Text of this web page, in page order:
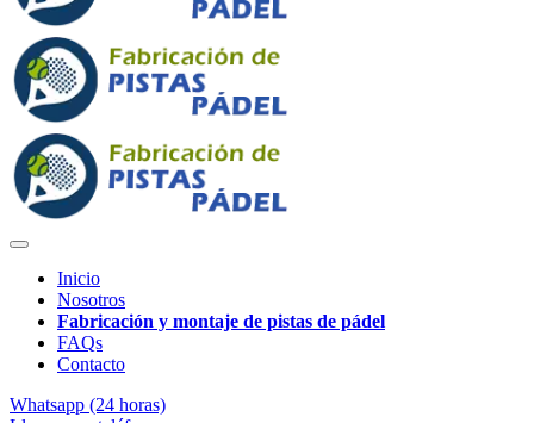
Inicio
Nosotros
Fabricación y montaje de pistas de pádel
FAQs
Contacto
Whatsapp (24 horas)